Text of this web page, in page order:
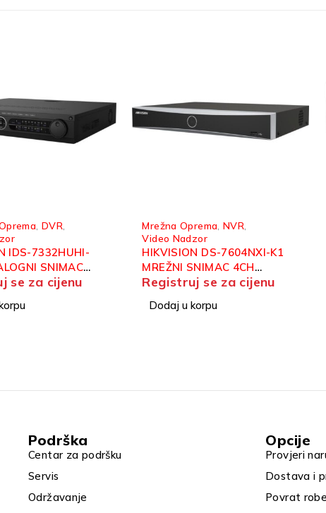
,NVR,
DS-7604NXI-K1
4CH
se za cijenu
Analogna Oprema,
Analogne Kamere
HIKVISION DS-2CE17K0T-LFS
2,8MM BULLET SMART
HYBRID LIGHT AUDIO
Registruj se za cijenu
Dodaj u korpu
Podrška
Centar za podršku
Servis
Održavanje
Opcije
Provjeri
Dostava i
Povrat robe